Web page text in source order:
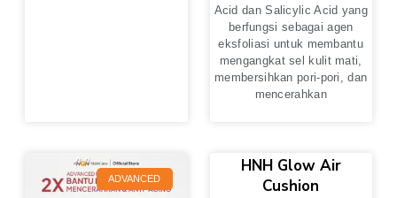
Acid dan Salicylic Acid yang
berfungsi sebagai agen
eksfoliasi untuk membantu
mengangkat sel kulit mati,
membersihkan pori-pori, dan
mencerahkan
ADVANCED
HNH Glow Air
Cushion